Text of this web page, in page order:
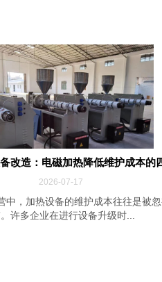
改造：电磁加热降低维护成本的
2026-07-17
中，加热设备的维护成本往往是被
。许多企业在进行设备升级时...